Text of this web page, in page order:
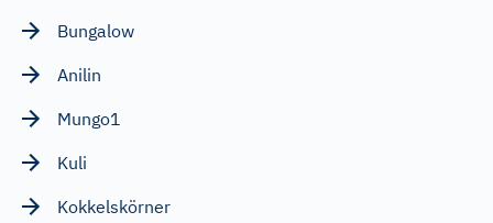
Bungalow
Anilin
Mungo1
Kuli
Kokkelskörner